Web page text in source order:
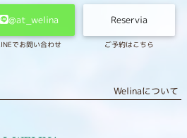
@at_welina
でお問い合わせ
Reservia
ご予約はこちら
Welinaについて